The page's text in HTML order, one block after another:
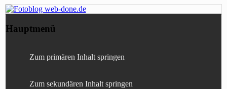
Fotoblog web-done.de
Canon, Nikon, Sony
Hauptmenü
Zum primären Inhalt springen
Zum sekundären Inhalt springen